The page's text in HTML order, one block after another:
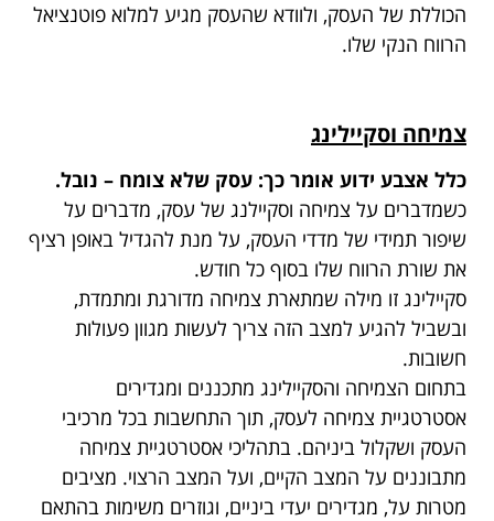
הכוללת של העסק, ולוודא שהעסק מגיע למלוא פוטנציאל
הרווח הנקי שלו.
צמיחה וסקיילינג
כלל אצבע ידוע אומר כך: עסק שלא צומח – נובל.
כשמדברים על צמיחה וסקיילנג של עסק, מדברים על
שיפור תמידי של מדדי העסק, על מנת להגדיל באופן רציף
את שורת הרווח שלו בסוף כל חודש.
סקיילינג זו מילה שמתארת צמיחה מדורגת ומתמדת,
ובשביל להגיע למצב הזה צריך לעשות מגוון פעולות
חשובות.
בתחום הצמיחה והסקיילינג מתכננים ומגדירים
אסטרטגיית צמיחה לעסק, תוך התחשבות בכל מרכיבי
העסק ושקלול ביניהם. בתהליכי אסטרטגיית צמיחה
מתבוננים על המצב הקיים, ועל המצב הרצוי. מציבים
מטרות על, מגדירים יעדי ביניים, וגוזרים משימות בהתאם